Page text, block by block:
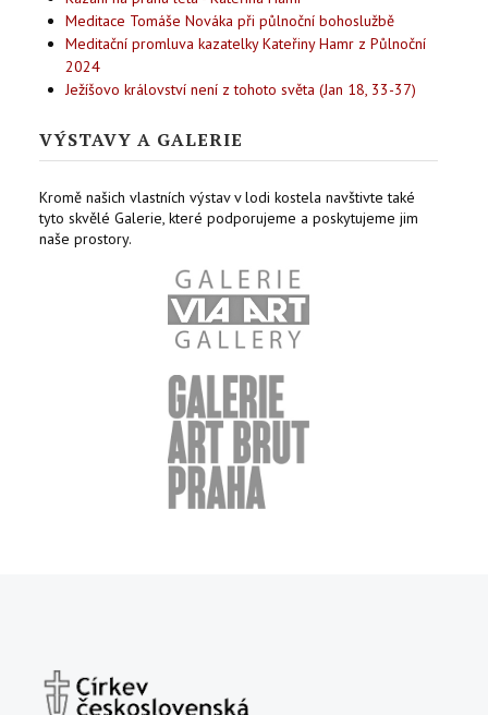
Meditace Tomáše Nováka při půlnoční bohoslužbě
Meditační promluva kazatelky Kateřiny Hamr z Půlnoční
2024
Ježíšovo království není z tohoto světa (Jan 18, 33-37)
VÝSTAVY A GALERIE
Kromě našich vlastních výstav v lodi kostela navštivte také
tyto skvělé Galerie, které podporujeme a poskytujeme jim
naše prostory.